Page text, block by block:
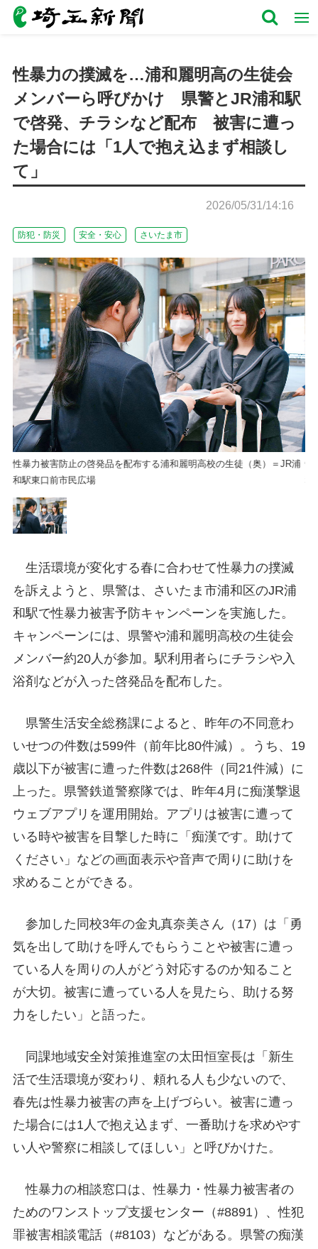
性暴力の撲滅を…浦和麗明高の生徒会
メンバーら呼びかけ 県警とJR浦和駅
で啓発、チラシなど配布 被害に遭っ
た場合には「1人で抱え込まず相談し
て」
2026/05/31/14:16
防犯・防災 安全・安心 さいたま市
性暴力被害防止の啓発品を配布する浦和麗明高校の生徒（奥）＝JR浦
和駅東口前市民広場
生活環境が変化する春に合わせて性暴力の撲滅
を訴えようと、県警は、さいたま市浦和区のJR浦
和駅で性暴力被害予防キャンペーンを実施した。
キャンペーンには、県警や浦和麗明高校の生徒会
メンバー約20人が参加。駅利用者らにチラシや入
浴剤などが入った啓発品を配布した。
県警生活安全総務課によると、昨年の不同意わ
いせつの件数は599件（前年比80件減）。うち、19
歳以下が被害に遭った件数は268件（同21件減）に
上った。県警鉄道警察隊では、昨年4月に痴漢撃退
ウェブアプリを運用開始。アプリは被害に遭って
いる時や被害を目撃した時に「痴漢です。助けて
ください」などの画面表示や音声で周りに助けを
求めることができる。
参加した同校3年の金丸真奈美さん（17）は「勇
気を出して助けを呼んでもらうことや被害に遭っ
ている人を周りの人がどう対応するのか知ること
が大切。被害に遭っている人を見たら、助ける努
力をしたい」と語った。
同課地域安全対策推進室の太田恒室長は「新生
活で生活環境が変わり、頼れる人も少ないので、
春先は性暴力被害の声を上げづらい。被害に遭っ
た場合には1人で抱え込まず、一番助けを求めやす
い人や警察に相談してほしい」と呼びかけた。
性暴力の相談窓口は、性暴力・性暴力被害者の
ためのワンストップ支援センター（#8891）、性犯
罪被害相談電話（#8103）などがある。県警の痴漢